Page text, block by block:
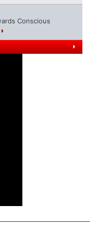
Conscious